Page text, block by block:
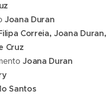
Joana Duran
Correia, Joana
Cruz
Joana Duran
Santos